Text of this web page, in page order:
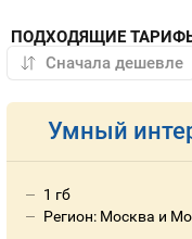
ПОДХОДЯЩИЕ
Умный
1 гб
Регион: Москва и